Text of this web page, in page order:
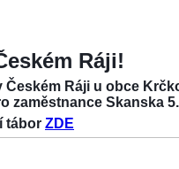
Ráji!
Ráji u obce
zaměstnance Skanska
tábor ZDE